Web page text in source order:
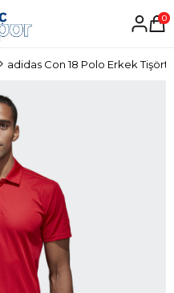
0
adidas Con 18 Polo Erkek Tişört